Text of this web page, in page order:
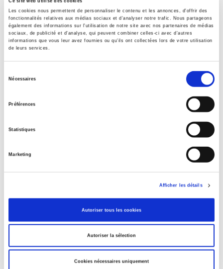
Les cookies nous permettent de personnaliser le contenu et les annonces, d'offrir des
fonctionnalités relatives aux médias sociaux et d'analyser notre trafic. Nous partageons
également des informations sur l'utilisation de notre site avec nos partenaires de médias
sociaux, de publicité et d'analyse, qui peuvent combiner celles-ci avec d'autres
informations que vous leur avez fournies ou qu'ils ont collectées lors de votre utilisation
de leurs services.
Nécessaires
Préférences
Statistiques
Marketing
Afficher les détails
Autoriser tous les cookies
Autoriser la sélection
Cookies nécessaires uniquement
Onix Audience Codes
06 Professional and scholarly
CLIL (Version 2013-2019)
3283 SCIENCES POLITIQUES
Subject Scheme Identifier Code
Related
La mutation climatique
Salariés en justice